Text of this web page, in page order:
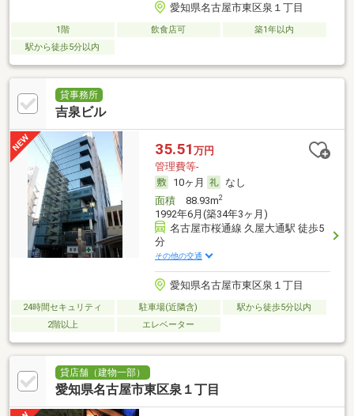
愛知県名古屋市東区泉１丁目
1階 飲食店可
築1年以内
駅から徒歩5分以内
貸事務所
吉泉ビル
35.51 万円
管理費等-
10ヶ月
なし
面積88.93m2
1992年6月(築34年3ヶ月)
名古屋市桜通線 久屋大通駅 徒歩5
分
その他の交通
愛知県名古屋市東区泉１丁目
24時間セキュリティ 駐車場(近隣含)
駅から徒歩5分以内
2階以上
エレベーター
貸店舗（建物一部）
愛知県名古屋市東区泉１丁目